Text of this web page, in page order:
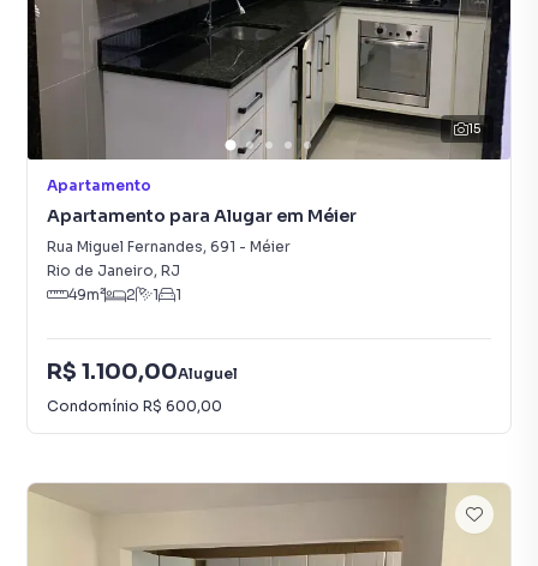
15
Apartamento
Apartamento para Alugar em Méier
Rua Miguel Fernandes, 691 - Méier
Rio de Janeiro, RJ
49m² 2 1 1
R$ 1.100,00Aluguel
Condomínio R$ 600,00